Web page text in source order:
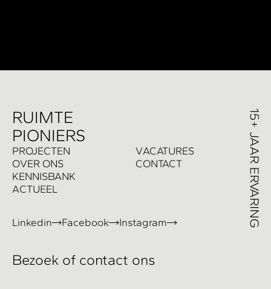
RUIMTE
PIONIERS
PROJECTEN
OVER ONS
KENNISBANK
ACTUEEL
VACATURES
CONTACT
Bezoek of contact ons
Linkedin Facebook Instagram